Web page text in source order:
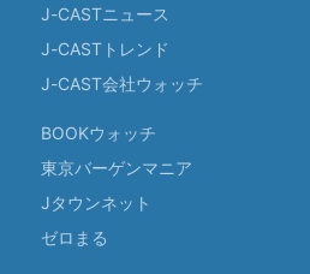
J-CASTニュース
J-CASTトレンド
J-CAST会社ウォッチ
BOOKウォッチ
東京バーゲンマニア
Jタウンネット
ゼロまる